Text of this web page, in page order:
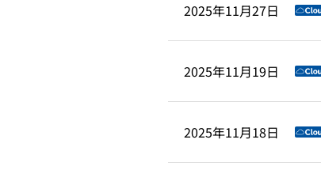
2025年11月27日
2025年11月19日
2025年11月18日